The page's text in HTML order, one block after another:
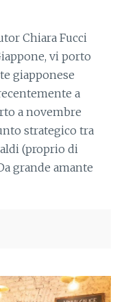
Chiara Fucci
vi porto
giapponese
a
a novembre
strategico tra
(proprio di
grande amante